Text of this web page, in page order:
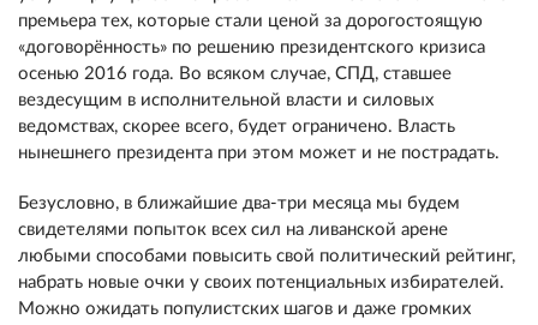
премьера тех, которые стали ценой за дорогостоящую
«договорённость» по решению президентского кризиса
осенью 2016 года. Во всяком случае, СПД, ставшее
вездесущим в исполнительной власти и силовых
ведомствах, скорее всего, будет ограничено. Власть
нынешнего президента при этом может и не пострадать.
Безусловно, в ближайшие два-три месяца мы будем
свидетелями попыток всех сил на ливанской арене
любыми способами повысить свой политический рейтинг,
набрать новые очки у своих потенциальных избирателей.
Можно ожидать популистских шагов и даже громких